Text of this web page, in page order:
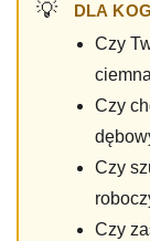
DLA
Czy
Czy
Czy
Czy